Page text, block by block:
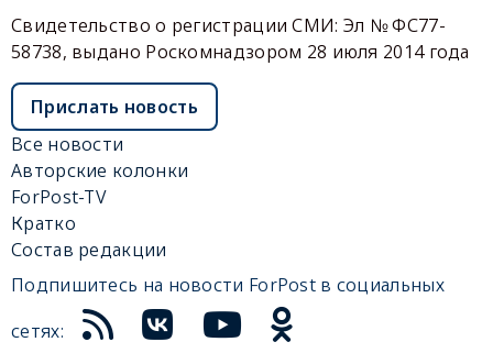
Свидетельство о регистрации СМИ: Эл № ФС77-
58738, выдано Роскомнадзором 28 июля 2014 года
Прислать новость
Все новости
Авторские колонки
ForPost-TV
Кратко
Состав редакции
Подпишитесь на новости ForPost в социальных
сетях: